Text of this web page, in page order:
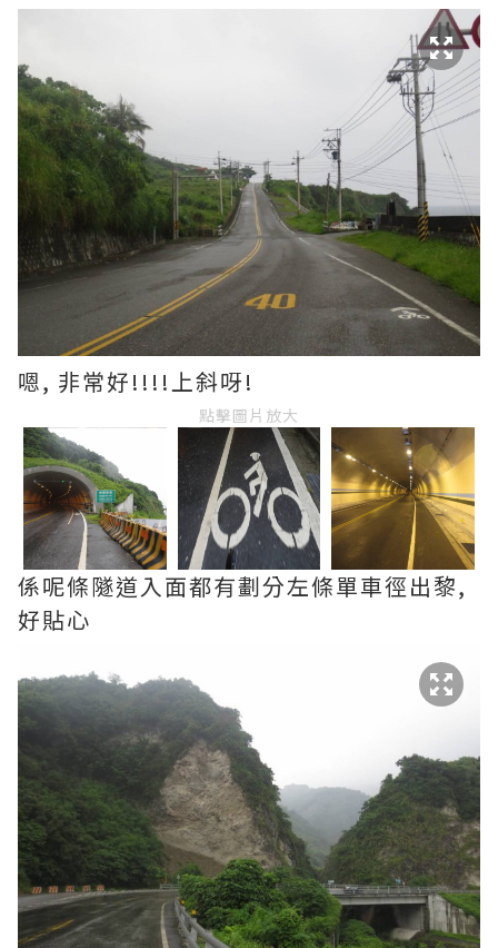
嗯, 非常好!!!!上斜呀!
點擊圖片放大
係呢條隧道入面都有劃分左條單車徑出黎,
好貼心